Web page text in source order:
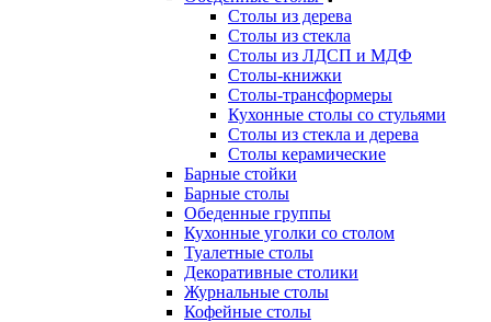
Столы из дерева
Столы из стекла
Столы из ЛДСП и МДФ
Столы-книжки
Столы-трансформеры
Кухонные столы со стульями
Столы из стекла и дерева
Столы керамические
Барные стойки
Барные столы
Обеденные группы
Кухонные уголки со столом
Туалетные столы
Декоративные столики
Журнальные столы
Кофейные столы